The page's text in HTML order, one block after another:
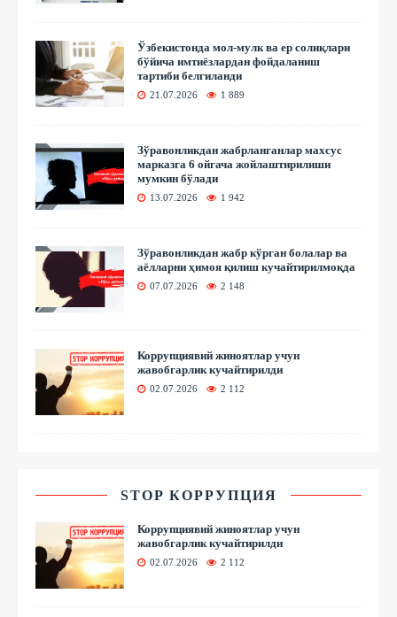
Ўзбекистонда мол-мулк ва ер солиқлари
бўйича имтиёзлардан фойдаланиш
тартиби белгиланди
21.07.2026 1 889
Зўравонликдан жабрланганлар махсус
марказга 6 ойгача жойлаштирилиши
мумкин бўлади
13.07.2026 1 942
Зўравонликдан жабр кўрган болалар ва
аёлларни ҳимоя қилиш кучайтирилмоқда
07.07.2026 2 148
Коррупциявий жиноятлар учун
жавобгарлик кучайтирилди
02.07.2026 2 112
STOP КОРРУПЦИЯ
Коррупциявий жиноятлар учун
жавобгарлик кучайтирилди
02.07.2026 2 112